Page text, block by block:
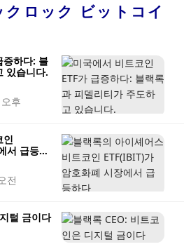
クロック ビットコイ
증하다: 블
있습니다.
후
인
서 급등하
전
털 금이다